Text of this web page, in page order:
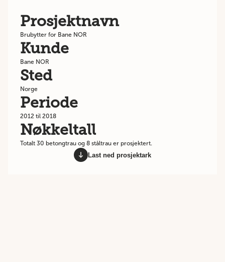
Prosjektnavn
Brubytter for Bane NOR
Kunde
Bane NOR
Sted
Norge
Periode
2012 til 2018
Nøkkeltall
Totalt 30 betongtrau og 8 ståltrau er prosjektert.
Last ned prosjektark